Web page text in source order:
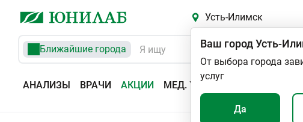
Усть-Илимск
Ближайшие города
АНАЛИЗЫ ВРАЧИ АКЦИИ МЕД. УСЛУГИ
Ваш городУсть-
От выбора города
услуг
Да